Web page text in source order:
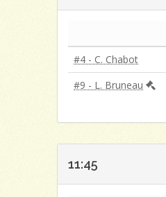
#4 - C. Chabot
#9 - L. Bruneau
11:45